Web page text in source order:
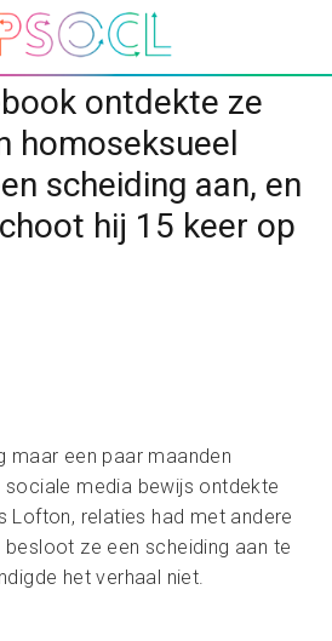
ontdekte ze
homoseksueel
scheiding aan, en
hij 15 keer op
maar een paar maanden
media bewijs ontdekte
Lofton, relaties had met andere
ze een scheiding aan te
het verhaal niet.